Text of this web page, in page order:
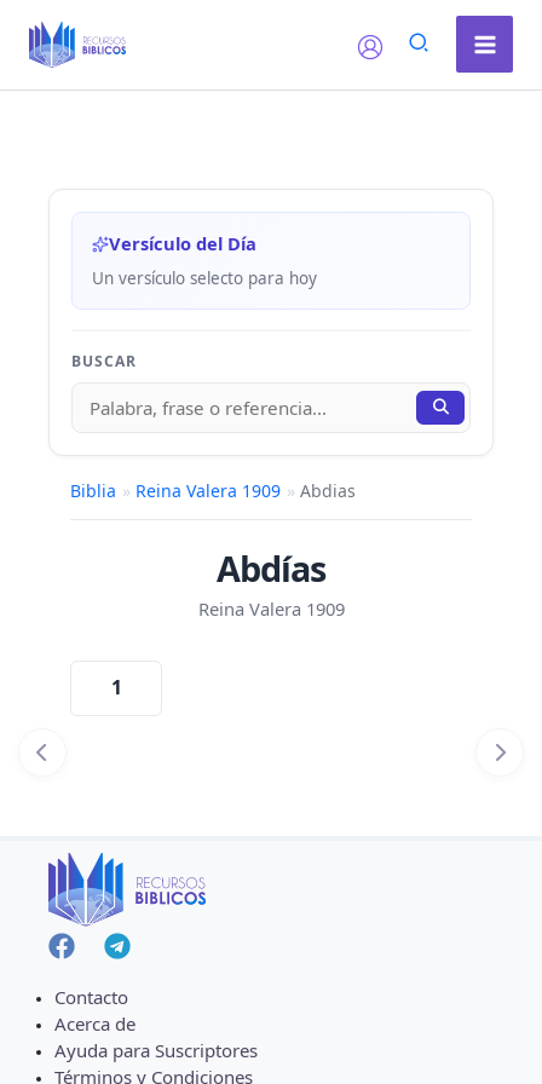
Versículo del Día
Un versículo selecto para hoy
BUSCAR
Biblia » Reina Valera 1909 » Abdias
Abdías
Reina Valera 1909
1
Contacto
Acerca de
Ayuda para Suscriptores
Términos y Condiciones